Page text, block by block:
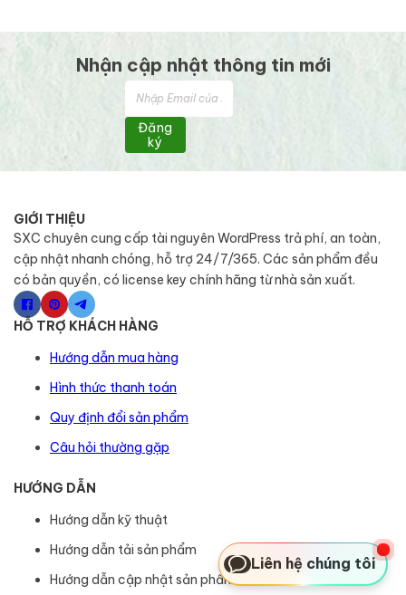
Nhận cập nhật thông tin mới
Đăng
ký
GIỚI THIỆU
SXC chuyên cung cấp tài nguyên WordPress trả phí, an toàn,
cập nhật nhanh chóng, hỗ trợ 24/7/365. Các sản phẩm đều
có bản quyền, có license key chính hãng từ nhà sản xuất.
HỖ TRỢ KHÁCH HÀNG
Hướng dẫn mua hàng
Hình thức thanh toán
Quy định đổi sản phẩm
Câu hỏi thường gặp
HƯỚNG DẪN
Hướng dẫn kỹ thuật
Hướng dẫn tải sản phẩm
Hướng dẫn cập nhật sản phẩm
Liên hệ chúng tôi